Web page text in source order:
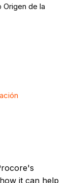
de la
it can help